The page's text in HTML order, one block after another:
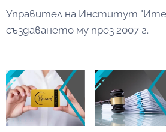
Управител на Институт
създаването му през 2007 г.